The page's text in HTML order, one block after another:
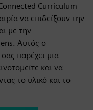
Curriculum
να επιδείξουν την
με την
Αυτός ο
παρέχει μια
και να
το υλικό και το